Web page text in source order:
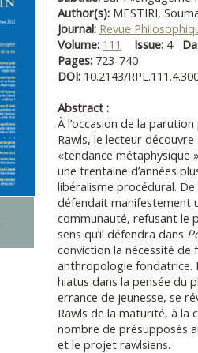
Author(s): MESTIRI,
Journal: Revue
Volume: 111 Issue: 4
Pages: 723-740
DOI: 10.2143/
Abstract :
À l’occasion de la
Rawls, le lecteur
«tendance métaphysique
une trentaine d’années
libéralisme procédural.
défendait manifestement
communauté, refusant le
sens qu’il défendra dans
conviction la nécessité
anthropologie fondatrice.
hiatus dans la pensée du
errance de jeunesse, se
Rawls de la maturité, à la
nombre de présupposés
et le projet rawlsiens.